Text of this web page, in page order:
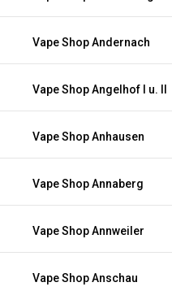
Vape Shop Andernach
Vape Shop Angelhof I u. II
Vape Shop Anhausen
Vape Shop Annaberg
Vape Shop Annweiler
Vape Shop Anschau